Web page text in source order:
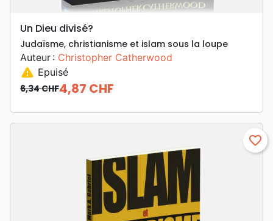
Un Dieu divisé?
Judaïsme, christianisme et islam sous la loupe
Auteur : Christopher Catherwood
warning Epuisé
Prix de base
6,34 CHF
Prix 4,87 CHF
favorite_border